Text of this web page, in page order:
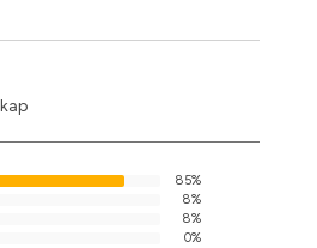
85%
8%
8%
0%